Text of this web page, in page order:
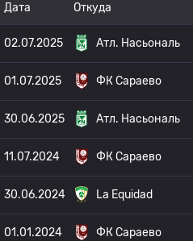
Дата Откуда
02.07.2025 Атл. Насьональ
01.07.2025 ФК Сараево
30.06.2025 Атл. Насьональ
11.07.2024 ФК Сараево
30.06.2024 La Equidad
01.01.2024 ФК Сараево